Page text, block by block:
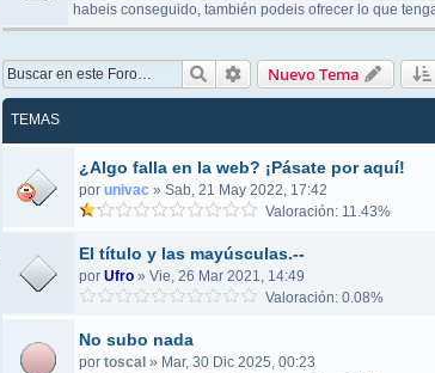
habeis conseguido, también podeis ofrecer lo que
BuscarBúsqueda avanzada
Nuevo Tema
TEMAS
¿Algo falla en la web? ¡Pásate por aquí!
por univac» Sab, 21 May 2022, 17:42
Valoración: 11.43%
El título y las mayúsculas.--
por Ufro» Vie, 26 Mar 2021, 14:49
Valoración: 0.08%
No subo nada
por toscal » Mar, 30 Dic 2025, 00:23